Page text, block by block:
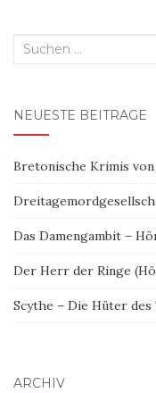
Suchen
NEUESTE BEITRÄGE
Bretonische Krimis von
Das Damengambit –
Der Herr der Ringe
Scythe – Die Hüter des
ARCHIV